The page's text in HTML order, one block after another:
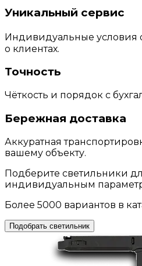
Уникальный сервис
Индивидуальные условия
о клиентах.
Точность
Чёткость и порядок с
Бережная доставка
Аккуратная
вашему объекту.
Подберите светильники
индивидуальным
Более 5000 вариантов в
Подобрать светильник